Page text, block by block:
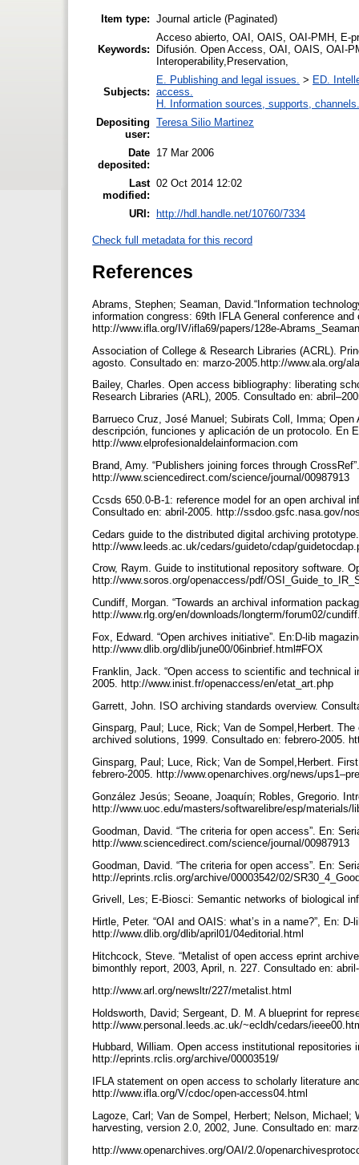
Item type: Journal article (Paginated)
Keywords:
Acceso abierto, OAI, OAIS, OAI-PMH, E-
Difusión. Open Access, OAI, OAIS, OAI-
Interoperability,Preservation,
Subjects:
E. Publishing and legal issues. > ED.
access.
H. Information sources, supports, channels.
Depositing
user:
Teresa Silio Martinez
Date
deposited:
17 Mar 2006
Last
modified:
02 Oct 2014 12:02
URI: http://hdl.handle.net/10760/7334
Check full metadata for this record
References
Abrams, Stephen; Seaman, David.“Information
information congress: 69th IFLA General conference
http://www.ifla.org/IV/ifla69/papers/128e-
Association of College & Research Libraries (ACRL).
agosto. Consultado en: marzo-2005.http://www.ala.org/
Bailey, Charles. Open access bibliography: liberating
Research Libraries (ARL), 2005. Consultado en:
Barrueco Cruz, José Manuel; Subirats Coll, Imma;
descripción, funciones y aplicación de un protocolo. En
http://www.elprofesionaldelainformacion.com
Brand, Amy. “Publishers joining forces through
http://www.sciencedirect.com/science/journal/00987913
Ccsds 650.0-B-1: reference model for an open archival
Consultado en: abril-2005. http://ssdoo.gsfc.nasa.gov/
Cedars guide to the distributed digital archiving
http://www.leeds.ac.uk/cedars/guideto/cdap/
Crow, Raym. Guide to institutional repository software.
http://www.soros.org/openaccess/pdf/
Cundiff, Morgan. “Towards an archival information
http://www.rlg.org/en/downloads/longterm/forum02/
Fox, Edward. “Open archives initiative”. En:D-lib
http://www.dlib.org/dlib/june00/06inbrief.html#FOX
Franklin, Jack. “Open access to scientific and technical
2005. http://www.inist.fr/openaccess/en/etat_art.php
Garrett, John. ISO archiving standards overview.
Ginsparg, Paul; Luce, Rick; Van de Sompel,Herbert.
archived solutions, 1999. Consultado en: febrero-2005.
Ginsparg, Paul; Luce, Rick; Van de Sompel,Herbert.
febrero-2005. http://www.openarchives.org/news/
González Jesús; Seoane, Joaquín; Robles, Gregorio.
http://www.uoc.edu/masters/softwarelibre/esp/materials/
Goodman, David. “The criteria for open access”. En:
http://www.sciencedirect.com/science/journal/00987913
Goodman, David. “The criteria for open access”. En:
http://eprints.rclis.org/archive/00003542/02/
Grivell, Les; E-Biosci: Semantic networks of biological
Hirtle, Peter. “OAI and OAIS: what’s in a name?”, En:
http://www.dlib.org/dlib/april01/04editorial.html
Hitchcock, Steve. “Metalist of open access eprint
bimonthly report, 2003, April, n. 227. Consultado en:
http://www.arl.org/newsltr/227/metalist.html
Holdsworth, David; Sergeant, D. M. A blueprint for
http://www.personal.leeds.ac.uk/~ecldh/cedars/
Hubbard, William. Open access institutional
http://eprints.rclis.org/archive/00003519/
IFLA statement on open access to scholarly literature
http://www.ifla.org/V/cdoc/open-access04.html
Lagoze, Carl; Van de Sompel, Herbert; Nelson,
harvesting, version 2.0, 2002, June. Consultado en:
http://www.openarchives.org/OAI/2.0/